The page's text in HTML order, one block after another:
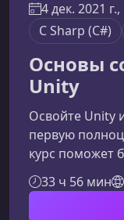
4 дек. 2021 г.,
C Sharp (C#)
Основы
Unity
Освойте Unity
первую
курс поможет
разработку
движком и
33 ч 56 мин